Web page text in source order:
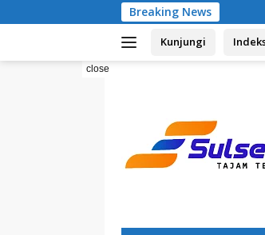
to
Breaking News
Pemilahan Sampah
Kunjungi
close